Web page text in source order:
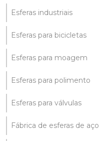
Esferas industriais
Esferas para bicicletas
Esferas para moagem
Esferas para polimento
Esferas para válvulas
Fábrica de esferas de aço